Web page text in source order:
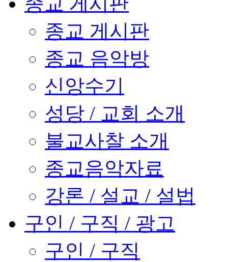
종교 게시판
종교 음악방
신앙수기
성당 / 교회 소개
불교사찰 소개
종교음악자료
강론 / 설교 / 설법
구인 / 구직 / 광고
구인 / 구직